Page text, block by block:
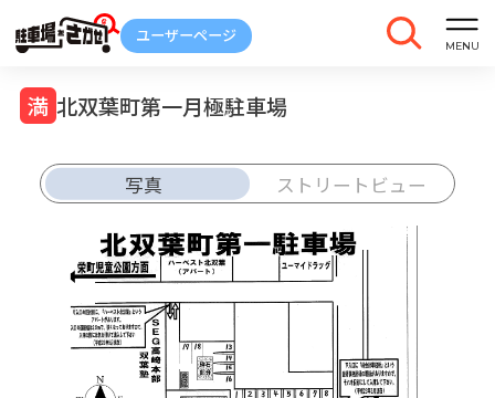
北双葉町第一月極駐車場
写真 ストリートビュー
解約
車庫証明
発行
トラブル
報告